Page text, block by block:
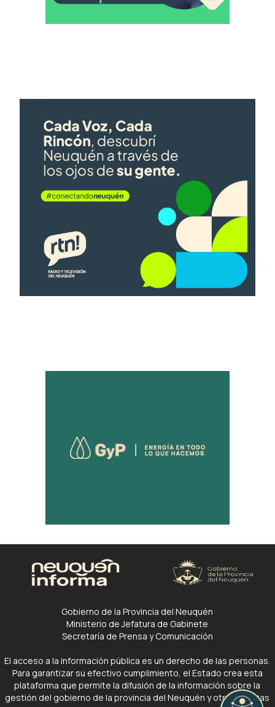
Gobierno de la Provincia del Neuquén
Ministerio de Jefatura de Gabinete
Secretaría de Prensa y Comunicación
El acceso a la información pública es un derecho de las personas.
Para garantizar su efectivo cumplimiento, el Estado crea esta
plataforma que permite la difusión de la información sobre la
gestión del gobierno de la provincia del Neuquén y otras noticias